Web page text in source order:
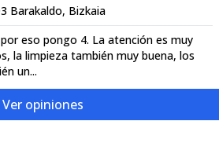
Barakaldo, Bizkaia
eso pongo 4. La atención es muy
la limpieza también muy buena, los
un...
Ver opiniones